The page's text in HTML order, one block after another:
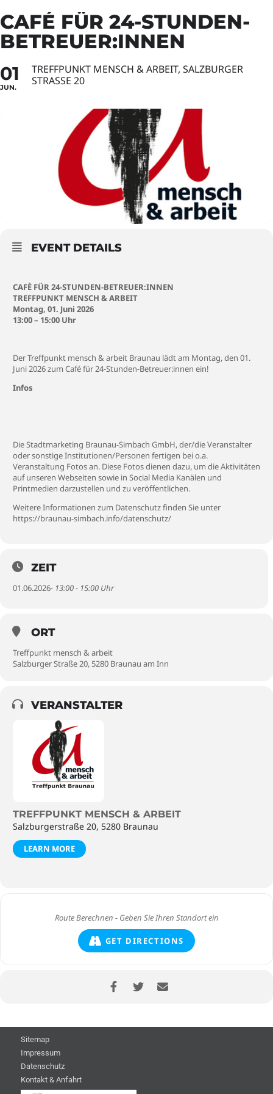
CAFÉ FÜR 24-STUNDEN-
BETREUER:INNEN
01
JUN.
TREFFPUNKT MENSCH & ARBEIT, SALZBURGER
STRASSE 20
EVENT DETAILS
CAFÈ FÜR 24-STUNDEN-BETREUER:INNEN
TREFFPUNKT MENSCH & ARBEIT
Montag, 01. Juni 2026
13:00 – 15:00 Uhr
Der Treffpunkt mensch & arbeit Braunau lädt am Montag, den 01.
Juni 2026 zum Café für 24-Stunden-Betreuer:innen ein!
Infos
Die Stadtmarketing Braunau-Simbach GmbH, der/die Veranstalter
oder sonstige Institutionen/Personen fertigen bei o.a.
Veranstaltung Fotos an. Diese Fotos dienen dazu, um die Aktivitäten
auf unseren Webseiten sowie in Social Media Kanälen und
Printmedien darzustellen und zu veröffentlichen.
Weitere Informationen zum Datenschutz finden Sie unter
https://braunau-simbach.info/datenschutz/
ZEIT
01.06.2026- 13:00 - 15:00 Uhr
ORT
Treffpunkt mensch & arbeit
Salzburger Straße 20, 5280 Braunau am Inn
VERANSTALTER
TREFFPUNKT MENSCH & ARBEIT
Salzburgerstraße 20, 5280 Braunau
LEARN MORE
GET DIRECTIONS
Sitemap
Impressum
Datenschutz
Kontakt & Anfahrt